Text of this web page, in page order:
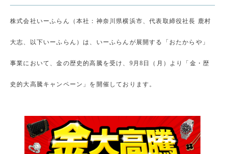
株式会社いーふらん（本社：神奈川県横浜市、代表取締役社長 鹿村
大志、以下いーふらん）は、いーふらんが展開する「おたからや」
事業において、金の歴史的高騰を受け、9月8日（月）より「金・歴
史的大高騰キャンペーン」 を開催しております。